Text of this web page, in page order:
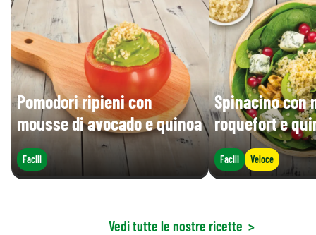
Pomodori ripieni con
mousse di avocado e quinoa
Facili
Spinacino con
roquefort e
Facili Veloce
Vedi tutte le nostre ricette >